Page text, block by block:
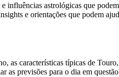
astrológicas que
e orientações que podem
características típicas de
previsões para o dia em